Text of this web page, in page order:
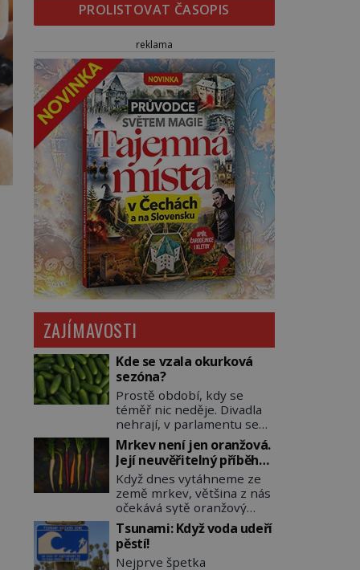
PROLISTOVAT ČASOPIS
reklama
ZAJÍMAVOSTI
Kde se vzala okurková
sezóna?
Prostě období, kdy se
téměř nic neděje. Divadla
nehrají, v parlamentu se
nehlasuje, všichni jsou na
dovolené a média tak
nemají o čem mluvit a psát.
A vymýšlejí si proto
témata, které nikoho
nezajímají. Proč je však ona
letní doba spojovaná
zrovna s okurkami?
Okurkovou sezónu známe
Mrkev není jen oranžová.
Její neuvěřitelný příběh
začíná fialovou barvou
Když dnes vytáhneme ze
země mrkev, většina z nás
očekává sytě oranžový
kořen. Jenže po většinu
své historie je mrkev
všechno možné, jen ne
oranžová. Je fialová, žlutá,
Tsunami: Když voda udeří
pěstí!
Nejprve špetka